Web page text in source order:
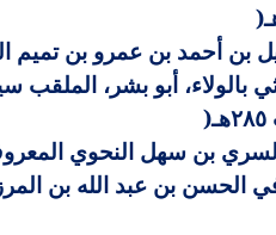
)
أحمد بن عمرو بن تميم
)
بن سهل النحوي المعروف